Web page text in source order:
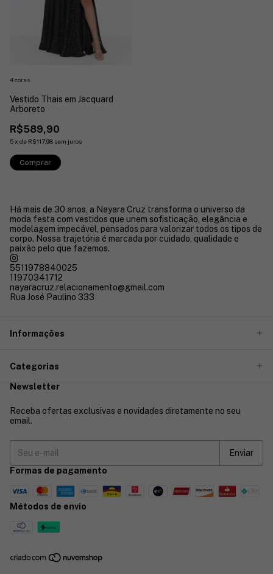
Vestido Thais em Jacquard
Arboreto
R$589,90
5 x de R$117,98 sem juros
4 cores
Comprar
Há mais de 30 anos, a Nayara Cruz transforma o universo da
moda festa com vestidos que unem sofisticação, elegância e
modelagem impecável, pensados para valorizar todos os tipos de
corpo. Nossa trajetória é marcada por cuidado, qualidade e
paixão pelo que fazemos.
5511978840025
11970341712
nayaracruz.relacionamento@gmail.com
Rua José Paulino 333
Informações
Categorias
Newsletter
Receba ofertas exclusivas e novidades diretamente no seu
email.
Formas de pagamento
Métodos de envio